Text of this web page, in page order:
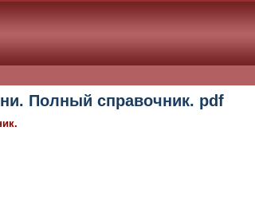
Полный справочник. pdf